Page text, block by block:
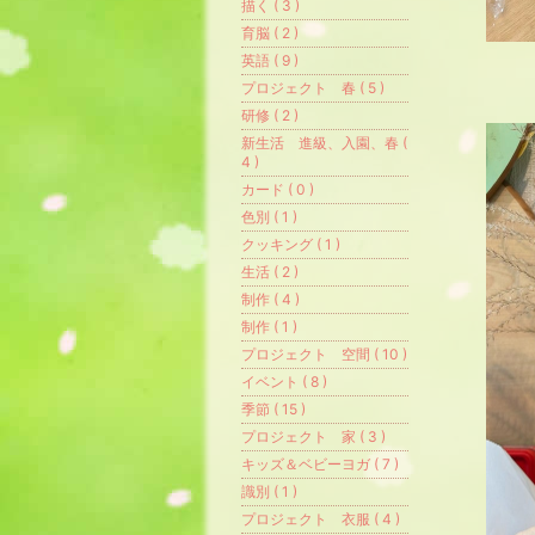
描く ( 3 )
育脳 ( 2 )
英語 ( 9 )
プロジェクト 春 ( 5 )
研修 ( 2 )
新生活 進級、入園、春 (
4 )
カード ( 0 )
色別 ( 1 )
クッキング ( 1 )
生活 ( 2 )
制作 ( 4 )
制作 ( 1 )
プロジェクト 空間 ( 10 )
イベント ( 8 )
季節 ( 15 )
プロジェクト 家 ( 3 )
キッズ＆ベビーヨガ ( 7 )
識別 ( 1 )
プロジェクト 衣服 ( 4 )